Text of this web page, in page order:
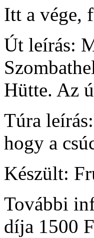
Itt a vége,
Út leírás:
Hütte. Az
Túra
hogy a
Készült:
További
díja 1500